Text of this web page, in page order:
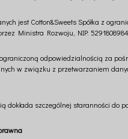
jest Cotton&Sweets Spółka z
Ministra Rozwoju, NIP: 5291808984
odpowiedzialnością za
w związku z przetwarzaniem
dokłada szczególnej staranności